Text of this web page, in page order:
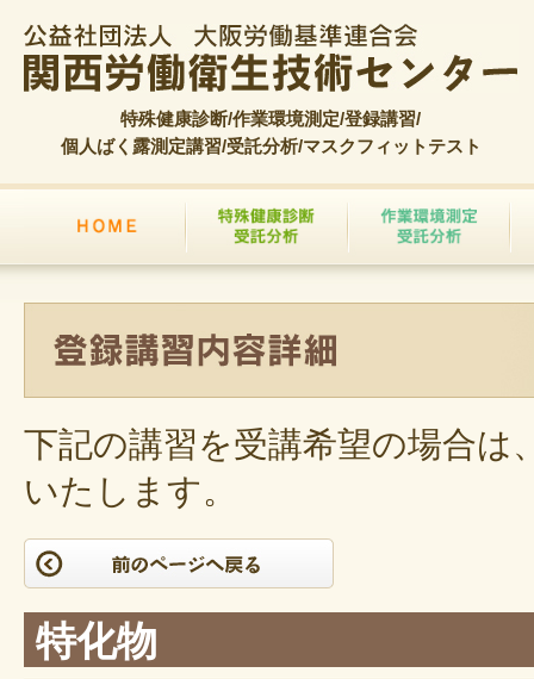
特殊健康診断/作業環境測定/登録講習/
個人ばく露測定講習/受託分析/マスクフィットテスト
下記の講習を受講希望の場合は
いたします。
特化物